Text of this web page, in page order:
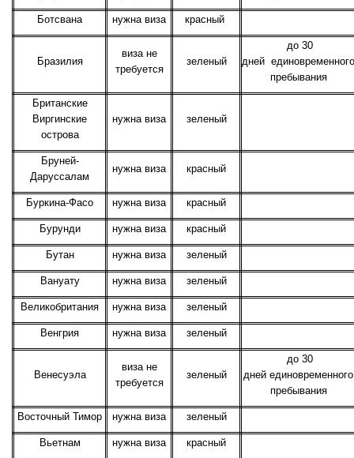
Ботсвана нужна виза красный
Бразилия
виза не
требуется
зеленый
до 30
дней единовременного
пребывания
Британские
Виргинские
острова
нужна виза зеленый
Бруней-
Даруссалам
нужна виза красный
Буркина-Фасо нужна виза красный
Бурунди нужна виза красный
Бутан нужна виза зеленый
Вануату нужна виза зеленый
Великобритания нужна виза зеленый
Венгрия нужна виза зеленый
Венесуэла
виза не
требуется
зеленый
до 30
дней единовременного
пребывания
Восточный Тимор нужна виза зеленый
Вьетнам нужна виза красный